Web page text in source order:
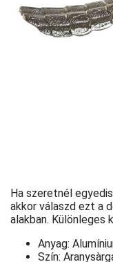
Ha szeretnél
akkor válaszd ezt a
alakban.
Anyag:
Szín: